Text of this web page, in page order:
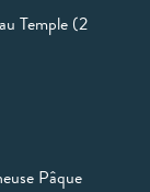
Temple (2
Pâque